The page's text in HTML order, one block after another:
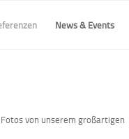
News & Events
von unserem großartigen